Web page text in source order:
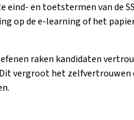
eind- en toetstermen van de
op de e-learning of het
raken kandidaten
vergroot het zelfvertrouwen